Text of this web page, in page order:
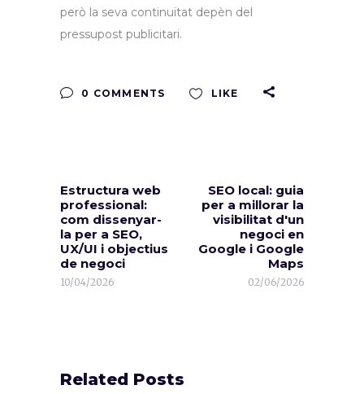
però la seva continuïtat depèn del
pressupost publicitari.
0 COMMENTS LIKE
Estructura web
professional:
com dissenyar-
la per a SEO,
UX/UI i objectius
de negoci
10/04/2026
SEO local: guia
per a millorar la
visibilitat d'un
negoci en
Google i Google
Maps
02/06/2026
Related Posts